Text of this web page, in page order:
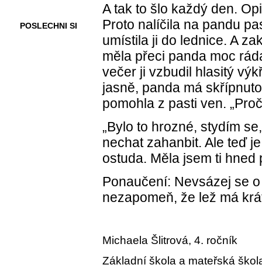
POSLECHNI SI
A tak to šlo každý den.
Proto nalíčila na pandu
umístila ji do lednice. A
měla přeci panda moc
večer ji vzbudil hlasitý
jasně, panda má
pomohla z pasti ven.
„Bylo to hrozné, stydím
nechat zahanbit. Ale teď
ostuda. Měla jsem ti hned
Ponaučení: Nevsázej se
nezapomeň, že lež má
Michaela Šlitrová, 4. ročník
Základní škola a mateřská